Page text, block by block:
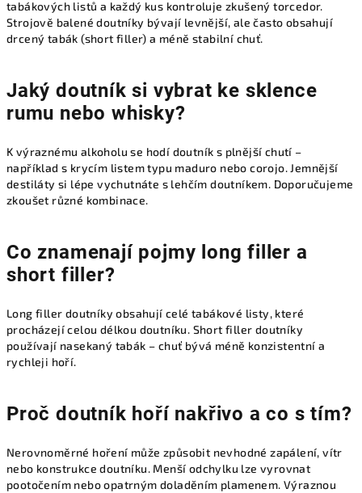
tabákových listů a každý kus kontroluje zkušený torcedor.
Strojově balené doutníky bývají levnější, ale často obsahují
drcený tabák (short filler) a méně stabilní chuť.
Jaký doutník si vybrat ke sklence
rumu nebo whisky?
K výraznému alkoholu se hodí doutník s plnější chutí –
například s krycím listem typu maduro nebo corojo. Jemnější
destiláty si lépe vychutnáte s lehčím doutníkem. Doporučujeme
zkoušet různé kombinace.
Co znamenají pojmy long filler a
short filler?
Long filler doutníky obsahují celé tabákové listy, které
procházejí celou délkou doutníku. Short filler doutníky
používají nasekaný tabák – chuť bývá méně konzistentní a
rychleji hoří.
Proč doutník hoří nakřivo a co s tím?
Nerovnoměrné hoření může způsobit nevhodné zapálení, vítr
nebo konstrukce doutníku. Menší odchylku lze vyrovnat
pootočením nebo opatrným doladěním plamenem. Výraznou